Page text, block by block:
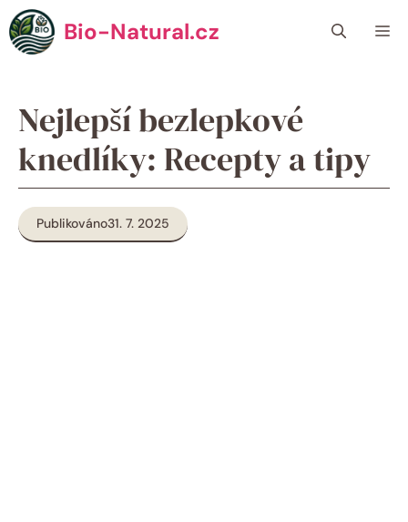
Přeskočit
na
obsah
Bio-Natural.cz
Nejlepší bezlepkové
knedlíky: Recepty a tipy
Publikováno31. 7. 2025